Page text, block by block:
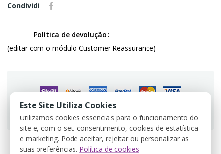
Condividi
Política de devolução
(editar com o módulo Customer Reassurance)
Guarantee safe & secure checkout
Este Site Utiliza Cookies
Utilizamos cookies essenciais para o funcionamento do
site e, com o seu consentimento, cookies de estatística
e marketing. Pode aceitar, rejeitar ou personalizar as
suas preferências. Política de cookies